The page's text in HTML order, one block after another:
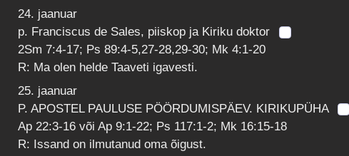
24. jaanuar
p. Franciscus de Sales, piiskop ja Kiriku doktor
2Sm 7:4-17; Ps 89:4-5,27-28,29-30; Mk 4:1-20
R: Ma olen helde Taaveti igavesti.
25. jaanuar
P. APOSTEL PAULUSE PÖÖRDUMISPÄEV. KIRIKUPÜHA
Ap 22:3-16 või Ap 9:1-22; Ps 117:1-2; Mk 16:15-18
R: Issand on ilmutanud oma õigust.